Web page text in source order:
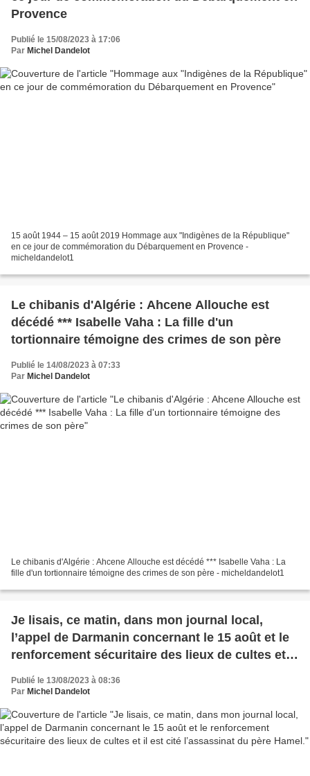
Provence
Publié le 15/08/2023 à 17:06
Par Michel Dandelot
15 août 1944 – 15 août 2019 Hommage aux "Indigènes de la République"
en ce jour de commémoration du Débarquement en Provence -
micheldandelot1
Le chibanis d'Algérie : Ahcene Allouche est
décédé *** Isabelle Vaha : La fille d'un
tortionnaire témoigne des crimes de son père
Publié le 14/08/2023 à 07:33
Par Michel Dandelot
Le chibanis d'Algérie : Ahcene Allouche est décédé *** Isabelle Vaha : La
fille d'un tortionnaire témoigne des crimes de son père - micheldandelot1
Je lisais, ce matin, dans mon journal local,
l’appel de Darmanin concernant le 15 août et le
renforcement sécuritaire des lieux de cultes et il
Publié le 13/08/2023 à 08:36
Par Michel Dandelot